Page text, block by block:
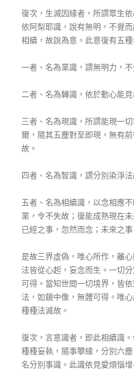
復次，生滅因緣者，所謂眾生
依阿梨耶識，說有無明，不覺
相續，故說為意。此意復有五
一者、名為業識，謂無明力，不
二者、名為轉識，依於動心能見
三者、名為現識，所謂能現一
爾，隨其五塵對至即現，無有
故。
四者、名為智識，謂分別染淨法
五者、名為相續識，以念相應
業，令不失故；復能成熟現在
已經之事，忽然而念；未來之
是故三界虛偽，唯心所作，離
法皆從心起，妄念而生。一切
可得。當知世間一切境界，皆
法，如鏡中像，無體可得。唯
種種法滅故。
復次，言意識者，即此相續識
種種妄執，隨事攀緣，分別六
名分別事識。此識依見愛煩惱增